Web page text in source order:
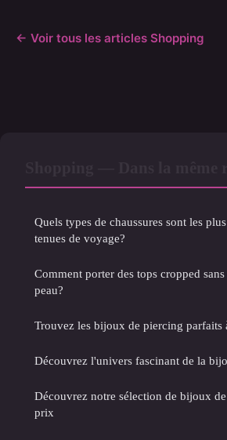
← Voir tous les articles Shopping
Quels types de chaussures sont les
tenues de voyage?
Comment porter des tops cropped
peau?
Trouvez les bijoux de piercing parfaits
Découvrez l'univers fascinant de la
Découvrez notre sélection de bijoux
prix